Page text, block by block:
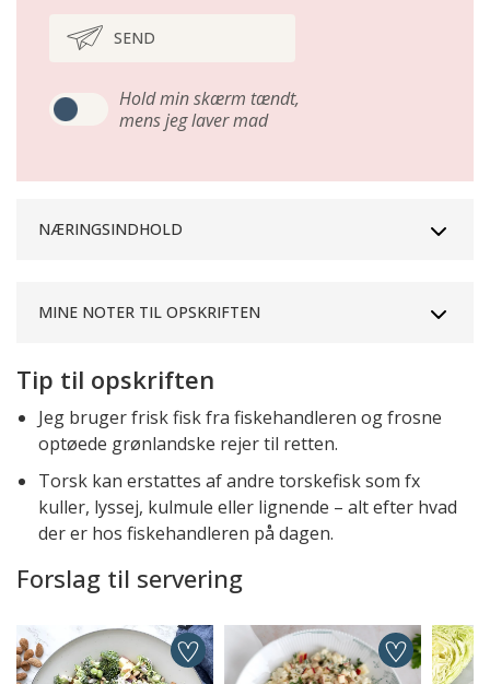
SEND
Hold min skærm tændt,
mens jeg laver mad
NÆRINGSINDHOLD
MINE NOTER TIL OPSKRIFTEN
Tip til opskriften
Jeg bruger frisk fisk fra fiskehandleren og frosne
optøede grønlandske rejer til retten.
Torsk kan erstattes af andre torskefisk som fx
kuller, lyssej, kulmule eller lignende – alt efter hvad
der er hos fiskehandleren på dagen.
Forslag til servering